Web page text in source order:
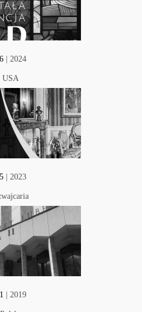
| 2024
USA
| 2023
| 2019